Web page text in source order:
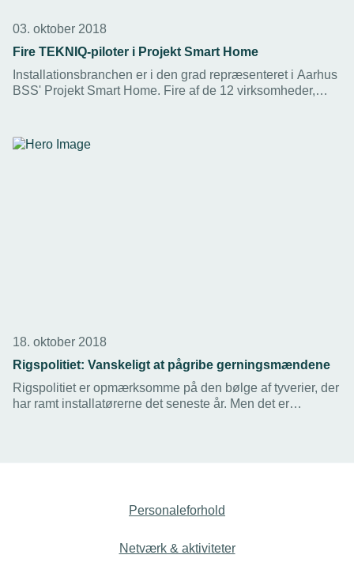
03. oktober 2018
Fire TEKNIQ-piloter i Projekt Smart Home
Installationsbranchen er i den grad repræsenteret i Aarhus
BSS' Projekt Smart Home. Fire af de 12 virksomheder,
18. oktober 2018
Rigspolitiet: Vanskeligt at pågribe gerningsmændene
Rigspolitiet er opmærksomme på den bølge af tyverier, der
har ramt installatørerne det seneste år. Men det er
Personaleforhold
Netværk & aktiviteter